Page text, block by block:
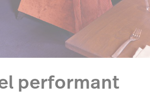
performant